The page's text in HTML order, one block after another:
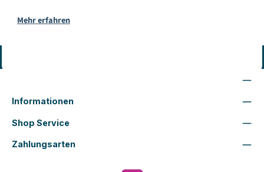
Mehr erfahren
Informationen
Shop Service
Zahlungsarten